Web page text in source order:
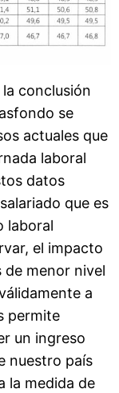
conclusión
se
actuales que
laboral
datos
que es
laboral
el impacto
de menor nivel
a
permite
un ingreso
nuestro país
la medida de